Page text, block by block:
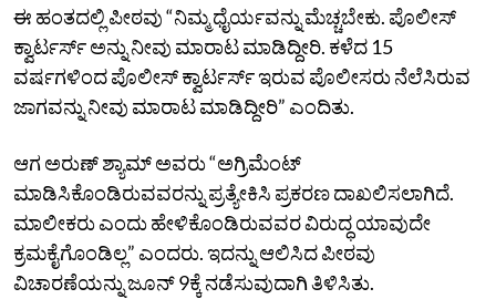
ಈ ಹಂತದಲ್ಲಿ ಪೀಠವು “ನಿಮ್ಮ ಧೈರ್ಯವನ್ನು ಮೆಚ್ಚಬೇಕು. ಪೊಲೀಸ್‌
ಕ್ವಾರ್ಟರ್ಸ್‌ ಅನ್ನು ನೀವು ಮಾರಾಟ ಮಾಡಿದ್ದೀರಿ. ಕಳೆದ 15
ವರ್ಷಗಳಿಂದ ಪೊಲೀಸ್‌ ಕ್ವಾರ್ಟರ್ಸ್‌ ಇರುವ ಪೊಲೀಸರು ನೆಲೆಸಿರುವ
ಜಾಗವನ್ನು ನೀವು ಮಾರಾಟ ಮಾಡಿದ್ದೀರಿ” ಎಂದಿತು.
ಆಗ ಅರುಣ್‌ ಶ್ಯಾಮ್‌ ಅವರು “ಅಗ್ರಿಮೆಂಟ್‌
ಮಾಡಿಸಿಕೊಂಡಿರುವವರನ್ನು ಪ್ರತ್ಯೇಕಿಸಿ ಪ್ರಕರಣ ದಾಖಲಿಸಲಾಗಿದೆ.
ಮಾಲೀಕರು ಎಂದು ಹೇಳಿಕೊಂಡಿರುವವರ ವಿರುದ್ಧ ಯಾವುದೇ
ಕ್ರಮಕೈಗೊಂಡಿಲ್ಲ” ಎಂದರು. ಇದನ್ನು ಆಲಿಸಿದ ಪೀಠವು
ವಿಚಾರಣೆಯನ್ನು ಜೂನ್‌ 9ಕ್ಕೆ ನಡೆಸುವುದಾಗಿ ತಿಳಿಸಿತು.